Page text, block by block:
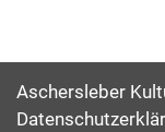
Aschersleber